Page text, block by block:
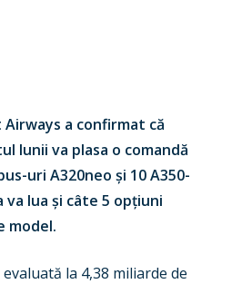
Airways a confirmat că
lunii va plasa o comandă
uri A320neo și 10 A350-
va lua și câte 5 opțiuni
model.
la 4,38 miliarde de